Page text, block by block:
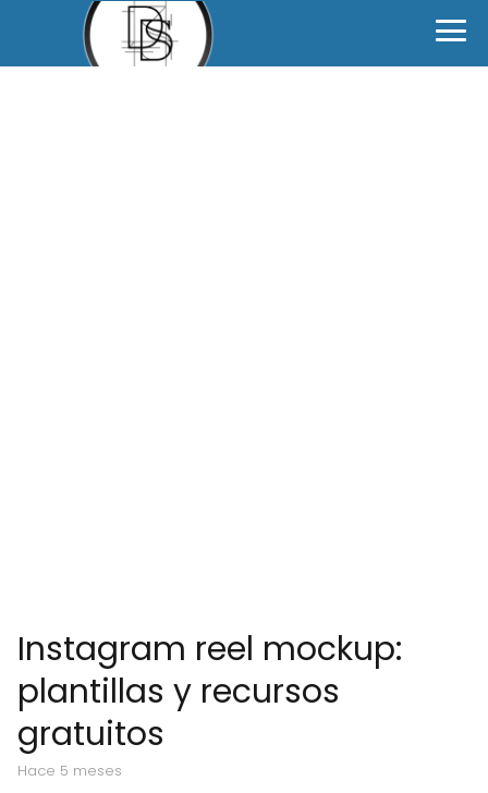
Instagram reel mockup:
plantillas y recursos
gratuitos
hace 5 meses